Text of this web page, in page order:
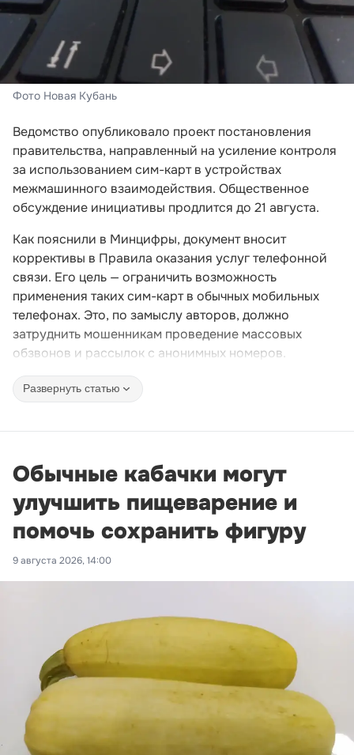
Фото Новая Кубань
Ведомство опубликовало проект постановления
правительства, направленный на усиление контроля
за использованием сим-карт в устройствах
межмашинного взаимодействия. Общественное
обсуждение инициативы продлится до 21 августа.
Как пояснили в Минцифры, документ вносит
коррективы в Правила оказания услуг телефонной
связи. Его цель — ограничить возможность
применения таких сим-карт в обычных мобильных
телефонах. Это, по замыслу авторов, должно
затруднить мошенникам проведение массовых
обзвонов и рассылок с анонимных номеров.
Развернуть статью
Обычные кабачки могут
улучшить пищеварение и
помочь сохранить фигуру
9 августа 2026, 14:00